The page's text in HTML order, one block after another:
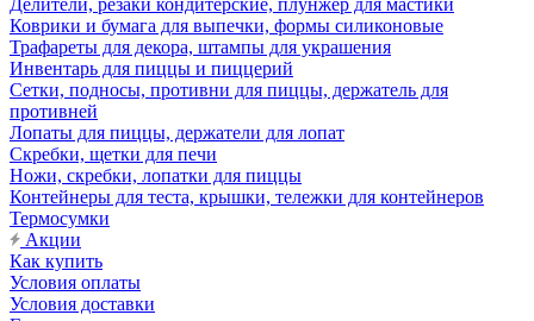
Делители, резаки кондитерские, плунжер для мастики
Коврики и бумага для выпечки, формы силиконовые
Трафареты для декора, штампы для украшения
Инвентарь для пиццы и пиццерий
Сетки, подносы, противни для пиццы, держатель для
противней
Лопаты для пиццы, держатели для лопат
Скребки, щетки для печи
Ножи, скребки, лопатки для пиццы
Контейнеры для теста, крышки, тележки для контейнеров
Термосумки
Акции
Как купить
Условия оплаты
Условия доставки